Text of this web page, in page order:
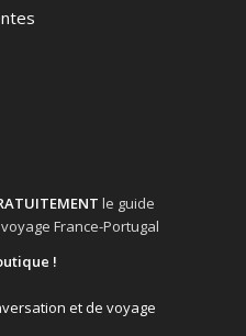
le guide
France-Portugal
!